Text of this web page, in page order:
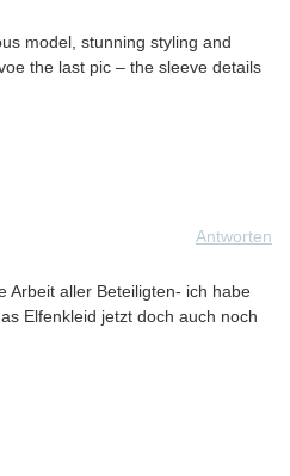
model, stunning styling and
the last pic – the sleeve details
Antworten
Arbeit aller Beteiligten- ich habe
Elfenkleid jetzt doch auch noch